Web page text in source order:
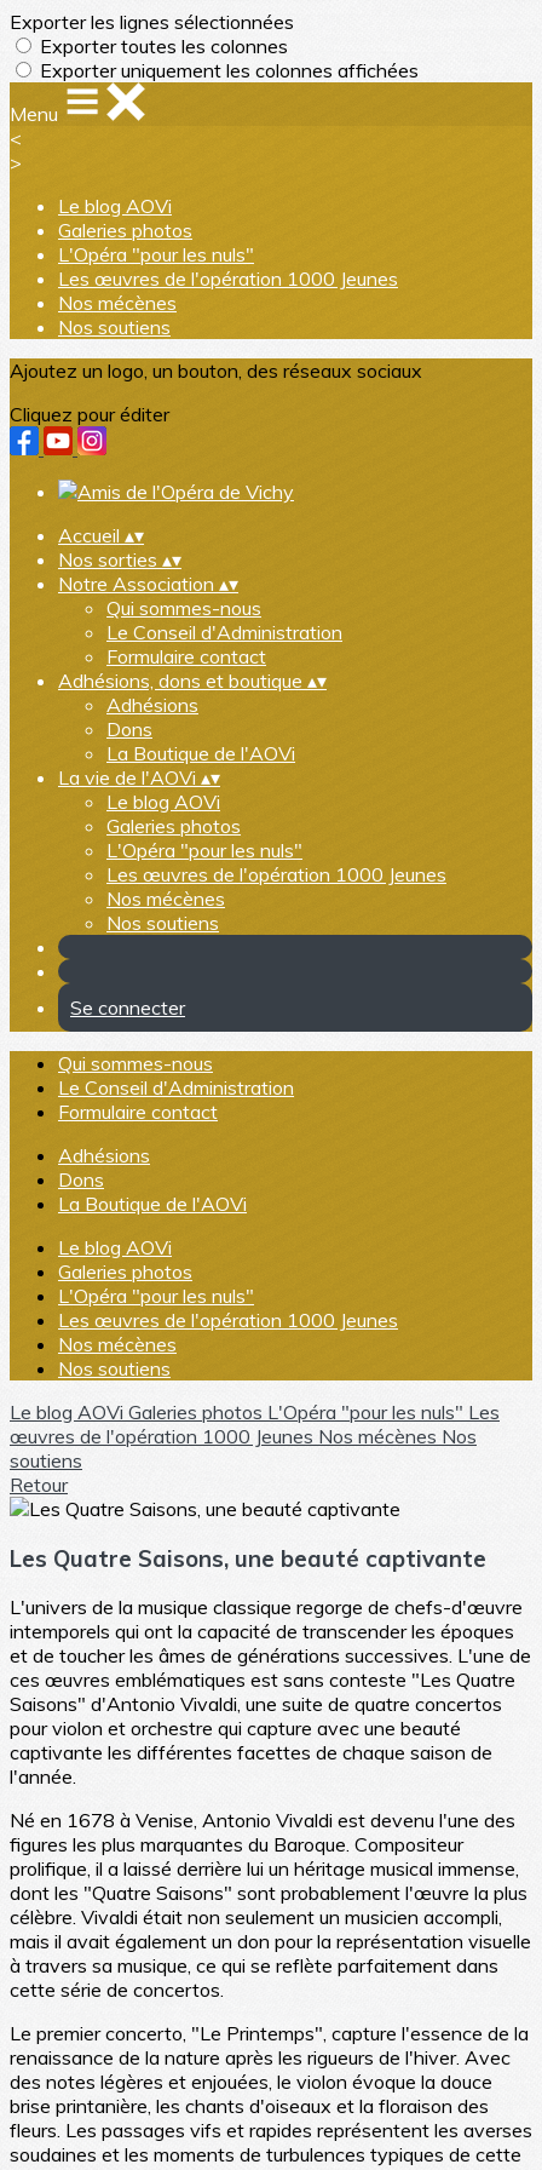
Exporter les lignes sélectionnées
Exporter toutes les colonnes
Exporter uniquement les colonnes affichées
Menu
<
>
Le blog AOVi
Galeries photos
L'Opéra "pour les nuls"
Les œuvres de l'opération 1000 Jeunes
Nos mécènes
Nos soutiens
Ajoutez un logo, un bouton, des réseaux sociaux
Cliquez pour éditer
Accueil ▴▾
Nos sorties ▴▾
Notre Association ▴▾
Qui sommes-nous
Le Conseil d'Administration
Formulaire contact
Adhésions, dons et boutique ▴▾
Adhésions
Dons
La Boutique de l'AOVi
La vie de l'AOVi ▴▾
Le blog AOVi
Galeries photos
L'Opéra "pour les nuls"
Les œuvres de l'opération 1000 Jeunes
Nos mécènes
Nos soutiens
Se connecter
Qui sommes-nous
Le Conseil d'Administration
Formulaire contact
Adhésions
Dons
La Boutique de l'AOVi
Le blog AOVi
Galeries photos
L'Opéra "pour les nuls"
Les œuvres de l'opération 1000 Jeunes
Nos mécènes
Nos soutiens
Le blog AOVi Galeries photos L'Opéra "pour les nuls" Les
œuvres de l'opération 1000 Jeunes Nos mécènes Nos
soutiens
Retour
Les Quatre Saisons, une beauté captivante
L'univers de la musique classique regorge de chefs-d'œuvre
intemporels qui ont la capacité de transcender les époques
et de toucher les âmes de générations successives. L'une de
ces œuvres emblématiques est sans conteste "Les Quatre
Saisons" d'Antonio Vivaldi, une suite de quatre concertos
pour violon et orchestre qui capture avec une beauté
captivante les différentes facettes de chaque saison de
l'année.
Né en 1678 à Venise, Antonio Vivaldi est devenu l'une des
figures les plus marquantes du Baroque. Compositeur
prolifique, il a laissé derrière lui un héritage musical immense,
dont les "Quatre Saisons" sont probablement l'œuvre la plus
célèbre. Vivaldi était non seulement un musicien accompli,
mais il avait également un don pour la représentation visuelle
à travers sa musique, ce qui se reflète parfaitement dans
cette série de concertos.
Le premier concerto, "Le Printemps", capture l'essence de la
renaissance de la nature après les rigueurs de l'hiver. Avec
des notes légères et enjouées, le violon évoque la douce
brise printanière, les chants d'oiseaux et la floraison des
fleurs. Les passages vifs et rapides représentent les averses
soudaines et les moments de turbulences typiques de cette